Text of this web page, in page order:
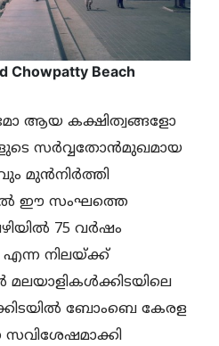
Chowpatty Beach
ആയ കക്ഷിത്വങ്ങളോ
സര്‍വ്വതോന്‍മുഖമായ
മുന്‍നിര്‍ത്തി
ഈ സംഘത്തെ
75 വര്‍ഷം
എന്ന നിലയ്ക്ക്
മലയാളികള്‍ക്കിടയിലെ
ബോംബെ കേരള
സവിശേഷമാക്കി